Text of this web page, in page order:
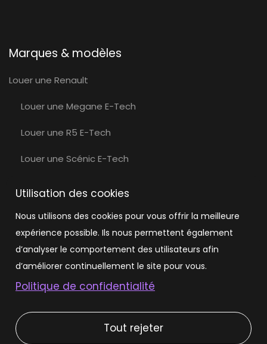
Marques & modèles
Louer une Renault
Louer une Megane E-Tech
Louer une R5 E-Tech
Louer une Scénic E-Tech
Louer une Volvo EX30
Louer une Tesla
Louer une Tesla Model 3
Louer une Tesla Model Y
Types de location
Utilisation des cookies
Nous utilisons des cookies pour vous offrir la meilleure
expérience possible. Ils nous permettent également
d’analyser le comportement des utilisateurs afin
d’améliorer continuellement le site pour vous.
Politique de confidentialité
Tout rejeter